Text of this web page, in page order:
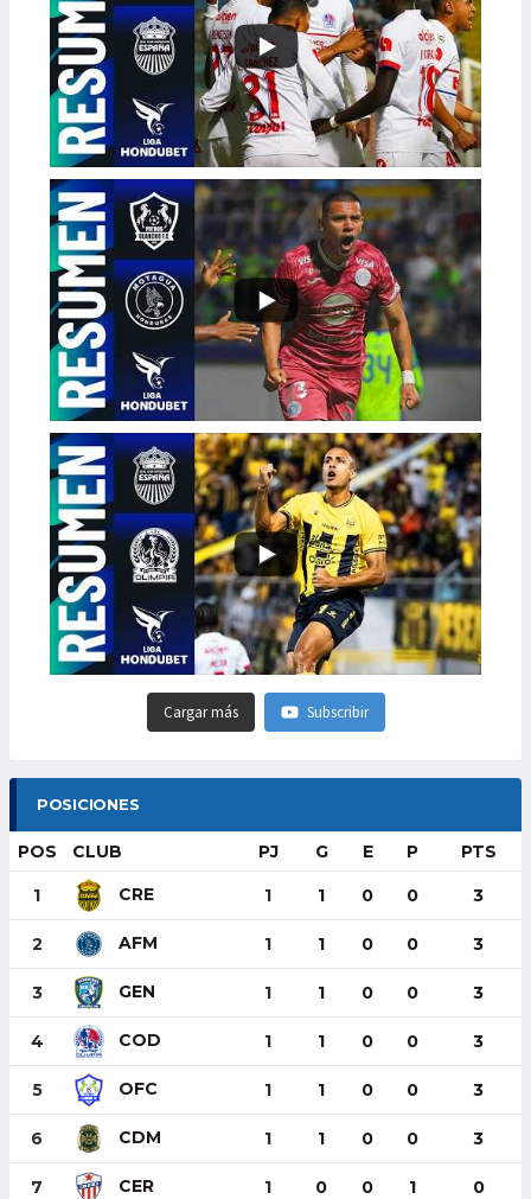
Cargar más Subscribir
POSICIONES
POS CLUB PJ G E P PTS
1 CRE 1 1 0 0 3
2 AFM 1 1 0 0 3
3 GEN 1 1 0 0 3
4 COD 1 1 0 0 3
5 OFC 1 1 0 0 3
6 CDM 1 1 0 0 3
7 CER 1 0 0 1 0